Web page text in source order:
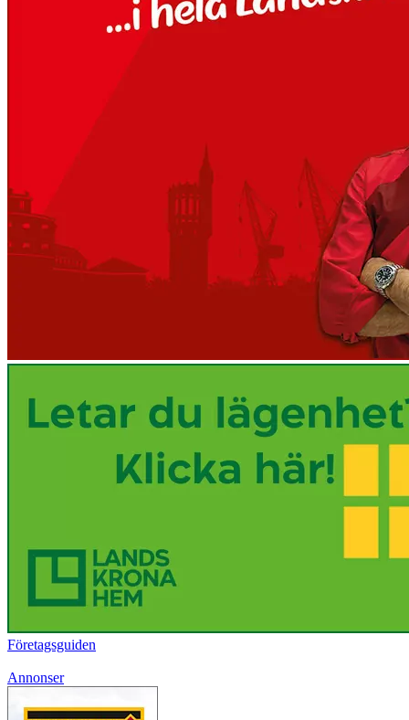
Företagsguiden
Annonser